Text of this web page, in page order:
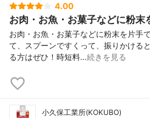
4.00
お肉・お魚・お菓子などに粉末
お肉・お魚・お菓子などに粉末を片手
て、スプーンですくって、振りかける
る方はぜひ！時短料…続きを見る
小久保工業所(KOKUBO)